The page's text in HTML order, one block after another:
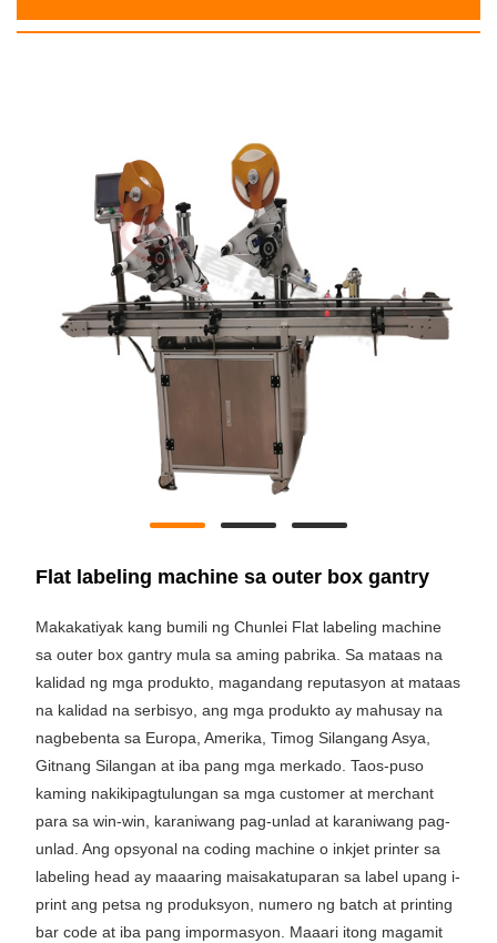
Flat labeling machine sa outer box gantry
Makakatiyak kang bumili ng Chunlei Flat labeling machine
sa outer box gantry mula sa aming pabrika. Sa mataas na
kalidad ng mga produkto, magandang reputasyon at mataas
na kalidad na serbisyo, ang mga produkto ay mahusay na
nagbebenta sa Europa, Amerika, Timog Silangang Asya,
Gitnang Silangan at iba pang mga merkado. Taos-puso
kaming nakikipagtulungan sa mga customer at merchant
para sa win-win, karaniwang pag-unlad at karaniwang pag-
unlad. Ang opsyonal na coding machine o inkjet printer sa
labeling head ay maaaring maisakatuparan sa label upang i-
print ang petsa ng produksyon, numero ng batch at printing
bar code at iba pang impormasyon. Maaari itong magamit